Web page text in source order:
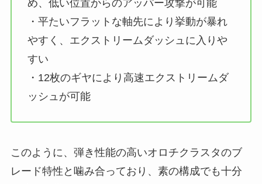
め、低い位置からのアッパー攻撃が可能
・平たいフラットな軸先により挙動が暴れ
やすく、エクストリームダッシュに入りや
すい
・12枚のギヤにより高速エクストリームダ
ッシュが可能
このように、弾き性能の高いオロチクラスタのブ
レード特性と噛み合っており、素の構成でも十分